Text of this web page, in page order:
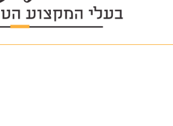
ezgif.com-gif-maker